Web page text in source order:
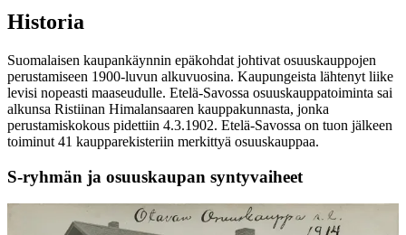
Historia
Suomalaisen kaupankäynnin epäkohdat johtivat osuuskauppojen
perustamiseen 1900-luvun alkuvuosina. Kaupungeista lähtenyt liike
levisi nopeasti maaseudulle. Etelä-Savossa osuuskauppatoiminta sai
alkunsa Ristiinan Himalansaaren kauppakunnasta, jonka
perustamiskokous pidettiin 4.3.1902. Etelä-Savossa on tuon jälkeen
toiminut 41 kaupparekisteriin merkittyä osuuskauppaa.
S-ryhmän ja osuuskaupan syntyvaiheet